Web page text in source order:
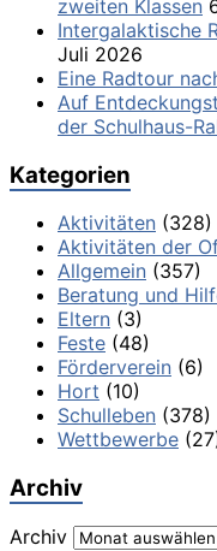
zweiten Klassen
Intergalaktische
Juli 2026
Eine Radtour
Auf
der Schulhaus-
Kategorien
Aktivitäten (328)
Aktivitäten der
Allgemein (357)
Beratung und
Eltern (3)
Feste (48)
Förderverein (6)
Hort (10)
Schulleben (378)
Wettbewerbe
Archiv
Archiv